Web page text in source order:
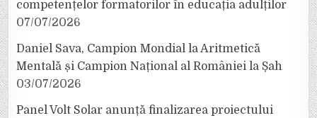
competențelor formatorilor în educația adulților
07/07/2026
Daniel Sava, Campion Mondial la Aritmetică
Mentală și Campion Național al României la Șah
03/07/2026
Panel Volt Solar anunță finalizarea proiectului